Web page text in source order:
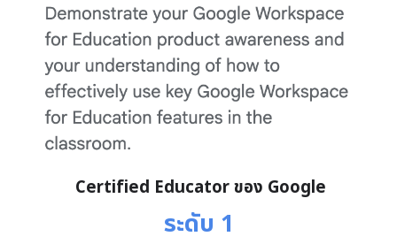
Certified Educator ของ Google
ระดับ 1